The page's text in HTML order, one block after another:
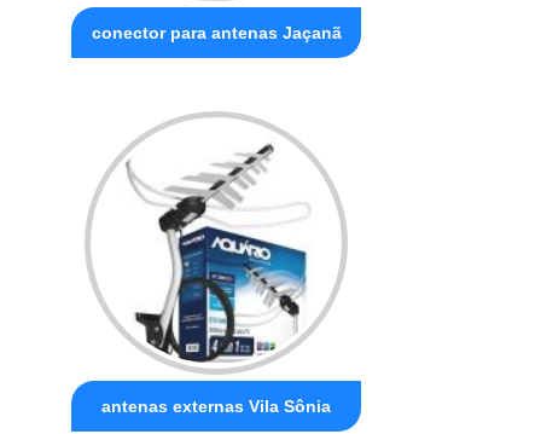
conector para antenas Jaçanã
antenas externas Vila Sônia